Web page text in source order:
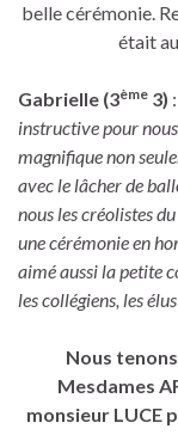
belle cérémonie.
était
Gabrielle (3ème 3) :
instructive pour
magnifique non
avec le lâcherde
nous les créolistes
une cérémonie en
aimé aussi la petite
lescollégiens, les
Nous
Mesdames
monsieur LUCE